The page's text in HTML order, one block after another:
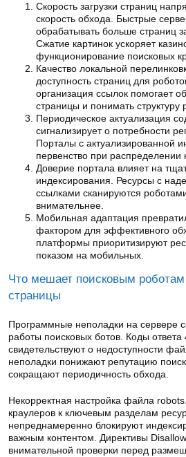
Скорость загрузки страниц
скорость обхода. Быстрые
обрабатывать больше страниц
Сжатие картинок ускоряет
функционирование поисковых
Качество локальной
доступность страниц для
организация ссылок помогает
страницы и понимать структуру
Периодическое актуализация
сигнализирует о потребности
Порталы с актуализированной
первенство при распределении
Доверие портала влияет на
индексирования. Ресурсы с
ссылками сканируются
внимательнее.
Мобильная адаптация
фактором для эффективного
платформы приоритизируют
показом на мобильных.
Что мешает поисковым роботам
страницы
Программные неполадки на сервере
работы поисковых ботов. Коды
свидетельствуют о недоступности
неполадки понижают репутацию
сокращают периодичность обхода.
Некорректная настройка файла
краулеров к ключевым разделам
непреднамеренно блокируют
важным контентом. Директивы
внимательной проверки перед